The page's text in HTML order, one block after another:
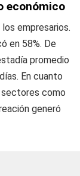
económico
empresarios.
en 58%. De
promedio
En cuanto
como
generó